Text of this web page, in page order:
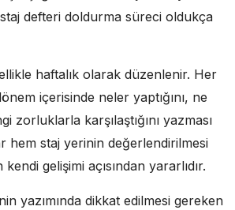
defteri doldurma süreci oldukça
haftalık olarak düzenlenir. Her
içerisinde neler yaptığını, ne
zorluklarla karşılaştığını yazması
hem staj yerinin değerlendirilmesi
gelişimi açısından yararlıdır.
yazımında dikkat edilmesi gereken